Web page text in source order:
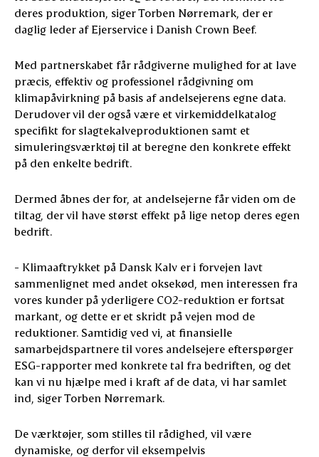
deres produktion, siger Torben Nørremark, der er
daglig leder af Ejerservice i Danish Crown Beef.
Med partnerskabet får rådgiverne mulighed for at lave
præcis, effektiv og professionel rådgivning om
klimapåvirkning på basis af andelsejerens egne data.
Derudover vil der også være et virkemiddelkatalog
specifikt for slagtekalveproduktionen samt et
simuleringsværktøj til at beregne den konkrete effekt
på den enkelte bedrift.
Dermed åbnes der for, at andelsejerne får viden om de
tiltag, der vil have størst effekt på lige netop deres egen
bedrift.
- Klimaaftrykket på Dansk Kalv er i forvejen lavt
sammenlignet med andet oksekød, men interessen fra
vores kunder på yderligere CO2-reduktion er fortsat
markant, og dette er et skridt på vejen mod de
reduktioner. Samtidig ved vi, at finansielle
samarbejdspartnere til vores andelsejere efterspørger
ESG-rapporter med konkrete tal fra bedriften, og det
kan vi nu hjælpe med i kraft af de data, vi har samlet
ind, siger Torben Nørremark.
De værktøjer, som stilles til rådighed, vil være
dynamiske, og derfor vil eksempelvis